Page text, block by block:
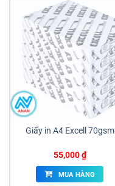
Giấy in A4 Excell 70gsm
55,000₫
MUA HÀNG